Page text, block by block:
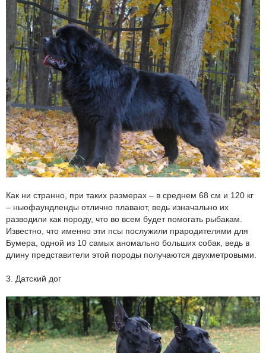
Как ни странно, при таких размерах – в среднем 68 см и 120 кг
– ньюфаундленды отлично плавают, ведь изначально их
разводили как породу, что во всем будет помогать рыбакам.
Известно, что именно эти псы послужили прародителями для
Бумера, одной из 10 самых аномально больших собак, ведь в
длину представители этой породы получаются двухметровыми.
3. Датский дог